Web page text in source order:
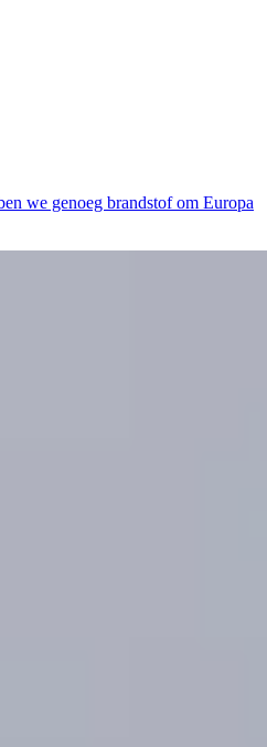
we genoeg brandstof om Europa